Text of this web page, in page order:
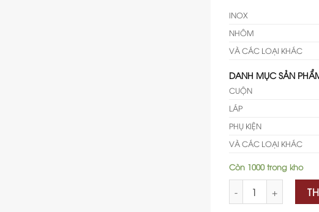
INOX
NHÔM
VÀ CÁC LOẠI KHÁC
DANH MỤC SẢN
CUỘN
LÁP
PHỤ KIỆN
VÀ CÁC LOẠI KHÁC
Còn 1000 trong kho